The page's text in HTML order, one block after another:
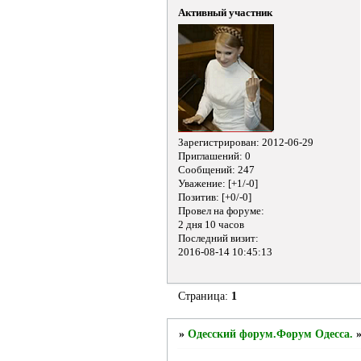
Активный участник
Зарегистрирован: 2012-06-29
Приглашений: 0
Сообщений: 247
Уважение: [+1/-0]
Позитив: [+0/-0]
Провел на форуме:
2 дня 10 часов
Последний визит:
2016-08-14 10:45:13
Страница: 1
» Одесский форум.Форум Одесса.